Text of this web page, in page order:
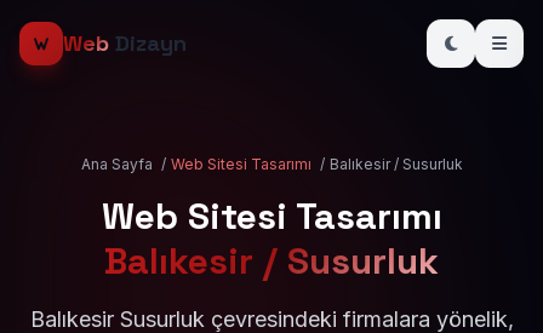
Web Dizayn
Ana Sayfa / Web Sitesi Tasarımı / Balıkesir / Susurluk
Web Sitesi Tasarımı
Balıkesir / Susurluk
Balıkesir Susurluk çevresindeki firmalara yönelik,